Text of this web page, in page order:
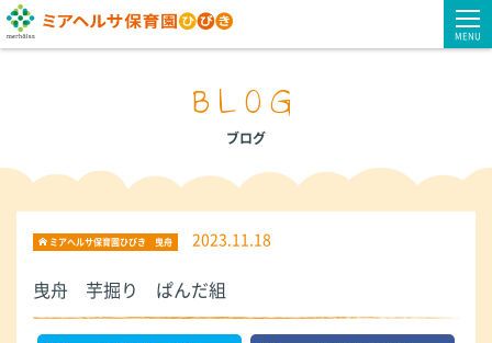
MENU
BLOG
ブログ
ミアヘルサ保育園ひびき 曳舟 2023.11.18
曳舟 芋掘り ぱんだ組